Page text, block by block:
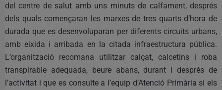
del centre de salut amb uns minuts de calfament, després
dels quals començaran les marxes de tres quarts d’hora de
durada que es desenvoluparan per diferents circuits urbans,
amb eixida i arribada en la citada infraestructura pública.
L’organització recomana utilitzar calçat, calcetins i roba
transpirable adequada, beure abans, durant i després de
l’activitat i que es consulte a l’equip d’Atenció Primària si els